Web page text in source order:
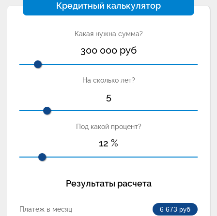
Кредитный калькулятор
Какая нужна сумма?
300 000 руб
На сколько лет?
5
Под какой процент?
12 %
Результаты расчета
Платеж в месяц 6 673 руб